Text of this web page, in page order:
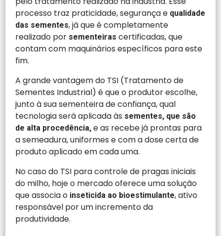
processo traz praticidade, segurança e qualidade
das sementes, já que é completamente
realizado por sementeiras certificadas, que
contam com maquinários específicos para este
fim.
A grande vantagem do TSI (Tratamento de
Sementes Industrial) é que o produtor escolhe,
junto à sua sementeira de confiança, qual
tecnologia será aplicada às sementes, que são
de alta procedência, e as recebe já prontas para
a semeadura, uniformes e com a dose certa de
produto aplicado em cada uma.
No caso do TSI para controle de pragas iniciais
do milho, hoje o mercado oferece uma solução
que associa o inseticida ao bioestimulante, ativo
responsável por um incremento da
produtividade.